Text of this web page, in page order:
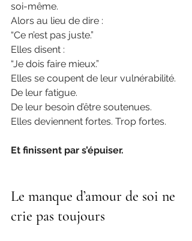
soi-même.
Alors au lieu de dire :
“Ce n’est pas juste.”
Elles disent :
“Je dois faire mieux.”
Elles se coupent de leur vulnérabilité.
De leur fatigue.
De leur besoin d’être soutenues.
Elles deviennent fortes. Trop fortes.
Et finissent par s’épuiser.
Le manque d’amour de soi ne
crie pas toujours